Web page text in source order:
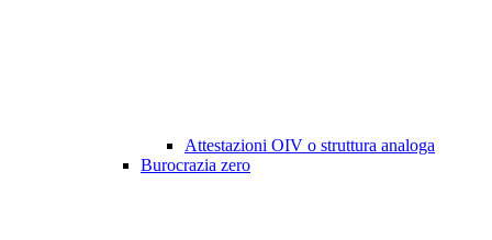
Attestazioni OIV o struttura analoga
Burocrazia zero